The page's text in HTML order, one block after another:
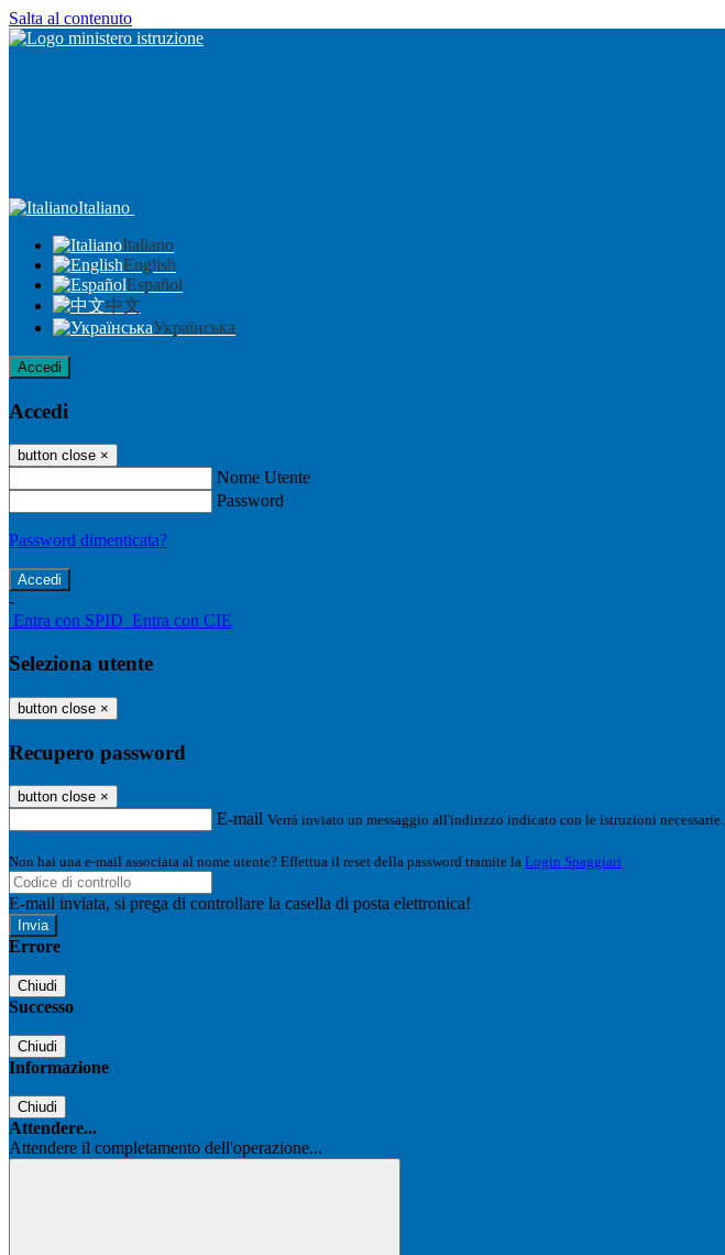
Salta al contenuto
Italiano
Italiano
English
Español
中文
Українська
Accedi
Accedi
button close ×
Nome Utente
Password
Password dimenticata?
-
Entra con SPID Entra con CIE
Seleziona utente
button close ×
Recupero password
button close ×
E-mail Verrà inviato un messaggio all'indirizzo indicato con le istruzioni necessarie.
Non hai una e-mail associata al nome utente? Effettua il reset della password tramite la Login Spaggiari
E-mail inviata, si prega di controllare la casella di posta elettronica!
Errore
Chiudi
Successo
Chiudi
Informazione
Chiudi
Attendere...
Attendere il completamento dell'operazione...